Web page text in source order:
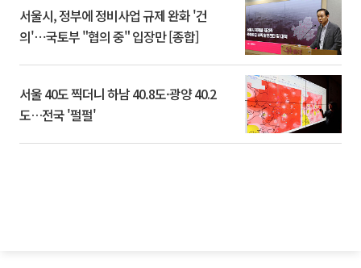
서울시, 정부에 정비사업 규제 완화 '건
의'⋯국토부 "협의 중" 입장만 [종합]
서울 40도 찍더니 하남 40.8도·광양 40.2
도…전국 '펄펄'